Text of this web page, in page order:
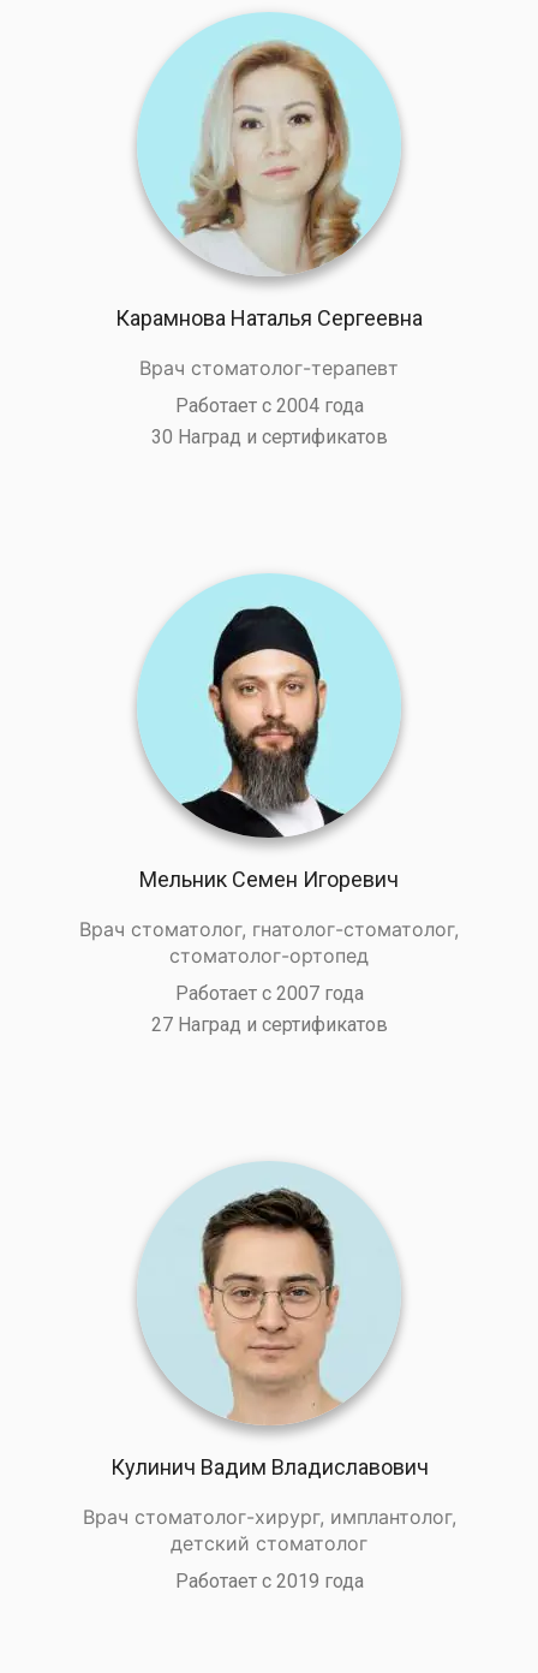
Карамнова Наталья Сергеевна
Врач стоматолог-терапевт
Работает с 2004 года
30 Наград и сертификатов
Мельник Семен Игоревич
Врач стоматолог, гнатолог-стоматолог,
стоматолог-ортопед
Работает с 2007 года
27 Наград и сертификатов
Кулинич Вадим Владиславович
Врач стоматолог-хирург, имплантолог,
детский стоматолог
Работает с 2019 года